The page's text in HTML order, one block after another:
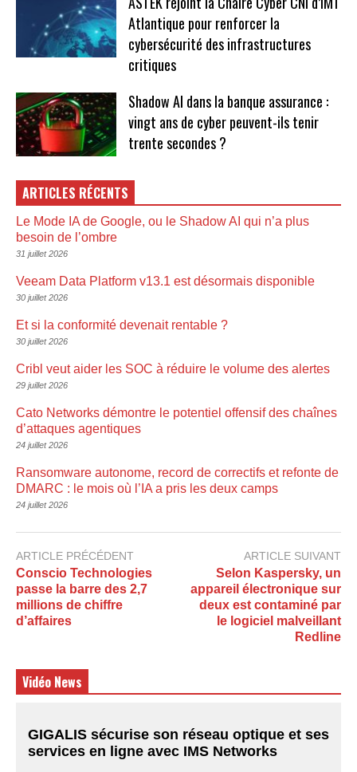
Atlantique pour renforcer la
cybersécurité des infrastructures
critiques
Shadow AI dans la banque assurance :
vingt ans de cyber peuvent-ils tenir
trente secondes ?
ARTICLES RÉCENTS
Le Mode IA de Google, ou le Shadow AI qui n’a plus
besoin de l’ombre
31 juillet 2026
Veeam Data Platform v13.1 est désormais disponible
30 juillet 2026
Et si la conformité devenait rentable ?
30 juillet 2026
Cribl veut aider les SOC à réduire le volume des alertes
29 juillet 2026
Cato Networks démontre le potentiel offensif des chaînes
d’attaques agentiques
24 juillet 2026
Ransomware autonome, record de correctifs et refonte de
DMARC : le mois où l’IA a pris les deux camps
24 juillet 2026
ARTICLE PRÉCÉDENT
Conscio Technologies
passe la barre des 2,7
millions de chiffre
d’affaires
ARTICLE SUIVANT
Selon Kaspersky, un
appareil électronique sur
deux est contaminé par
le logiciel malveillant
Redline
Vidéo News
GIGALIS sécurise son réseau optique et ses
services en ligne avec IMS Networks